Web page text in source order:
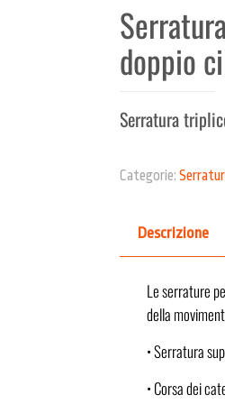
doppio
Serratura
Categorie:
Descrizione
Le serrature
della
• Serratura
• Corsa dei